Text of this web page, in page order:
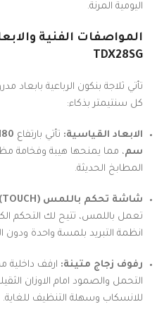
اليومية المرنة.
TDX28SG
تأتي ثلاجة بنكون الرباعية
كل سنتيمتر بذكاء:
الابعاد القياسية: تأتي بارتفاع 180
سم، مما يمنحها هيبة وفخامة
المطابخ الحديثة.
شاشة تحكم باللمس (TOUCH):
تعمل باللمس، تتيح لك التحكم
انظمة التبريد بلمسة واحدة ودون
رفوف زجاج متينة: ارفف
التحمل والصمود امام الاوزان
للانسكاب وسهلة التنظيف للغاية.